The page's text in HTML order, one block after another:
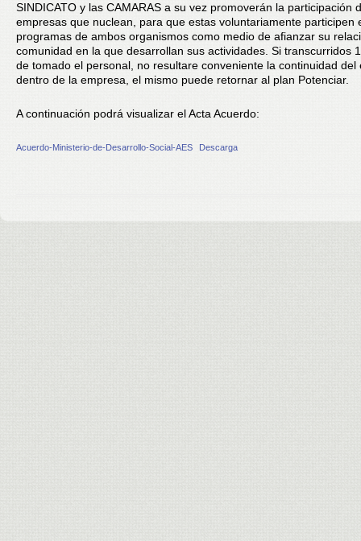
SINDICATO y las CAMARAS a su vez promoverán la participación
empresas que nuclean, para que estas voluntariamente participen
programas de ambos organismos como medio de afianzar su
comunidad en la que desarrollan sus actividades. Si transcurridos
de tomado el personal, no resultare conveniente la continuidad del
dentro de la empresa, el mismo puede retornar al plan Potenciar.
A continuación podrá visualizar el Acta Acuerdo:
Acuerdo-Ministerio-de-Desarrollo-Social-AES Descarga